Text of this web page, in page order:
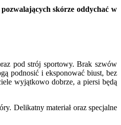
skórze oddychać w
pod strój sportowy. Brak szwów
podnosić i eksponować biust, bez
wyjątkowo dobrze, a piersi będą
Delikatny materiał oraz specjalne